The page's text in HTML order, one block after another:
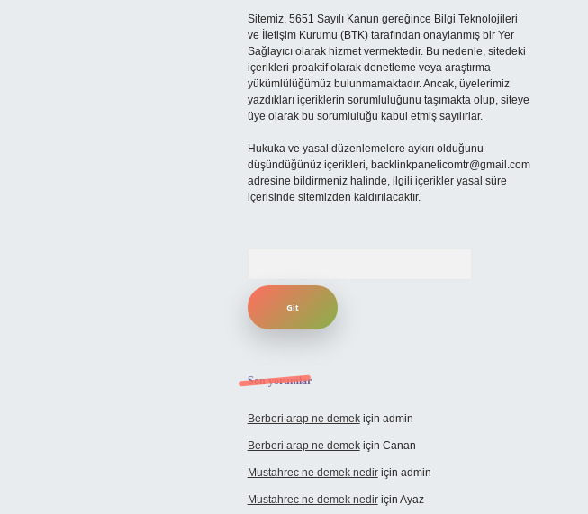
Sitemiz, 5651 Sayılı Kanun gereğince Bilgi Teknolojileri
ve İletişim Kurumu (BTK) tarafından onaylanmış bir Yer
Sağlayıcı olarak hizmet vermektedir. Bu nedenle, sitedeki
içerikleri proaktif olarak denetleme veya araştırma
yükümlülüğümüz bulunmamaktadır. Ancak, üyelerimiz
yazdıkları içeriklerin sorumluluğunu taşımakta olup, siteye
üye olarak bu sorumluluğu kabul etmiş sayılırlar.
Hukuka ve yasal düzenlemelere aykırı olduğunu
düşündüğünüz içerikleri, backlinkpanelicomtr@gmail.com
adresine bildirmeniz halinde, ilgili içerikler yasal süre
içerisinde sitemizden kaldırılacaktır.
Son yorumlar
Berberi arap ne demekiçin admin
Berberi arap ne demekiçin Canan
Mustahrec ne demek nediriçin admin
Mustahrec ne demek nediriçin Ayaz